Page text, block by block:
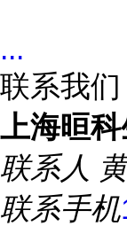
...
联系我们
上海晅
联系人
联系手机